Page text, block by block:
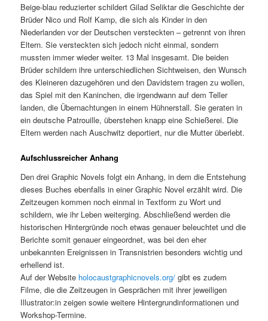
Beige-blau reduzierter schildert Gilad Seliktar die Geschichte der
Brüder Nico und Rolf Kamp, die sich als Kinder in den
Niederlanden vor der Deutschen versteckten – getrennt von ihren
Eltern. Sie versteckten sich jedoch nicht einmal, sondern
mussten immer wieder weiter. 13 Mal insgesamt. Die beiden
Brüder schildern ihre unterschiedlichen Sichtweisen, den Wunsch
des Kleineren dazugehören und den Davidstern tragen zu wollen,
das Spiel mit den Kaninchen, die irgendwann auf dem Teller
landen, die Übernachtungen in einem Hühnerstall. Sie geraten in
ein deutsche Patrouille, überstehen knapp eine Schießerei. Die
Eltern werden nach Auschwitz deportiert, nur die Mutter überlebt.
Aufschlussreicher Anhang
Den drei Graphic Novels folgt ein Anhang, in dem die Entstehung
dieses Buches ebenfalls in einer Graphic Novel erzählt wird. Die
Zeitzeugen kommen noch einmal in Textform zu Wort und
schildern, wie ihr Leben weiterging. Abschließend werden die
historischen Hintergründe noch etwas genauer beleuchtet und die
Berichte somit genauer eingeordnet, was bei den eher
unbekannten Ereignissen in Transnistrien besonders wichtig und
erhellend ist.
Auf der Website holocaustgraphicnovels.org/ gibt es zudem
Filme, die die Zeitzeugen in Gesprächen mit ihrer jeweiligen
Illustrator:in zeigen sowie weitere Hintergrundinformationen und
Workshop-Termine.